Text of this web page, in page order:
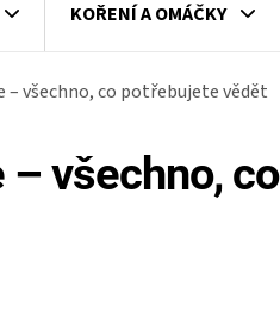
KOŘENÍ A OMÁČKY
KOŠILE VÍNO
všechno, co potřebujete vědět
všechno, co